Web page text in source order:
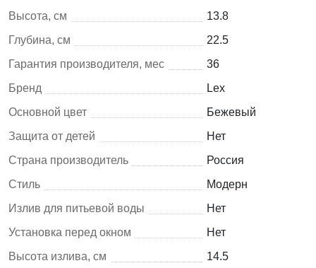
Высота, см
13.8
Глубина, см
22.5
Гарантия производителя, мес
36
Бренд
Lex
Основной цвет
Бежевый
Защита от детей
Нет
Страна производитель
Россия
Стиль
Модерн
Излив для питьевой воды
Нет
Установка перед окном
Нет
Высота излива, см
14.5